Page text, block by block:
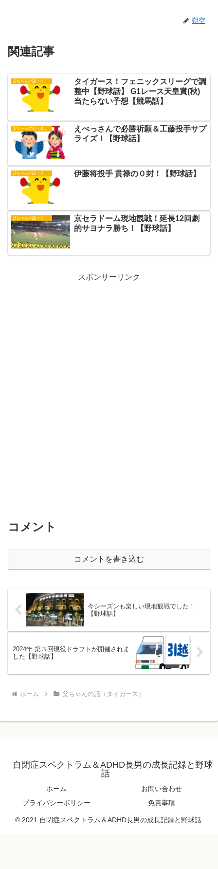
朔空
関連記事
タイガース！フェニックスリーグで調
整中【野球話】 G1レース天皇賞(秋)
当たらない予想【競馬話】
父ちゃんの話（タイガース）
えべっさんで必勝祈願＆工藤投手サプ
ライズ！【野球話】
父ちゃんの話（タイガース） 伊藤将投手 貫禄の０封！【野球話】
京セラドーム現地観戦！延長12回劇
的サヨナラ勝ち！【野球話】
スポンサーリンク
コメント
コメントを書き込む
今シーズンも楽しい現地観戦でした！
【野球話】
2024年 第３回現役ドラフトが開催されま
した【野球話】
ホーム 父ちゃんの話（タイガース）
自閉症スペクトラム＆ADHD長男の成長記録と野球
話
ホーム
お問い合わせ
プライバシーポリシー
免責事項
© 2021 自閉症スペクトラム＆ADHD長男の成長記録と野球話.